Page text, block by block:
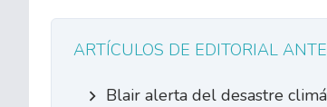
ARTÍCULOS DE EDITORIAL
Blair alerta del desastre